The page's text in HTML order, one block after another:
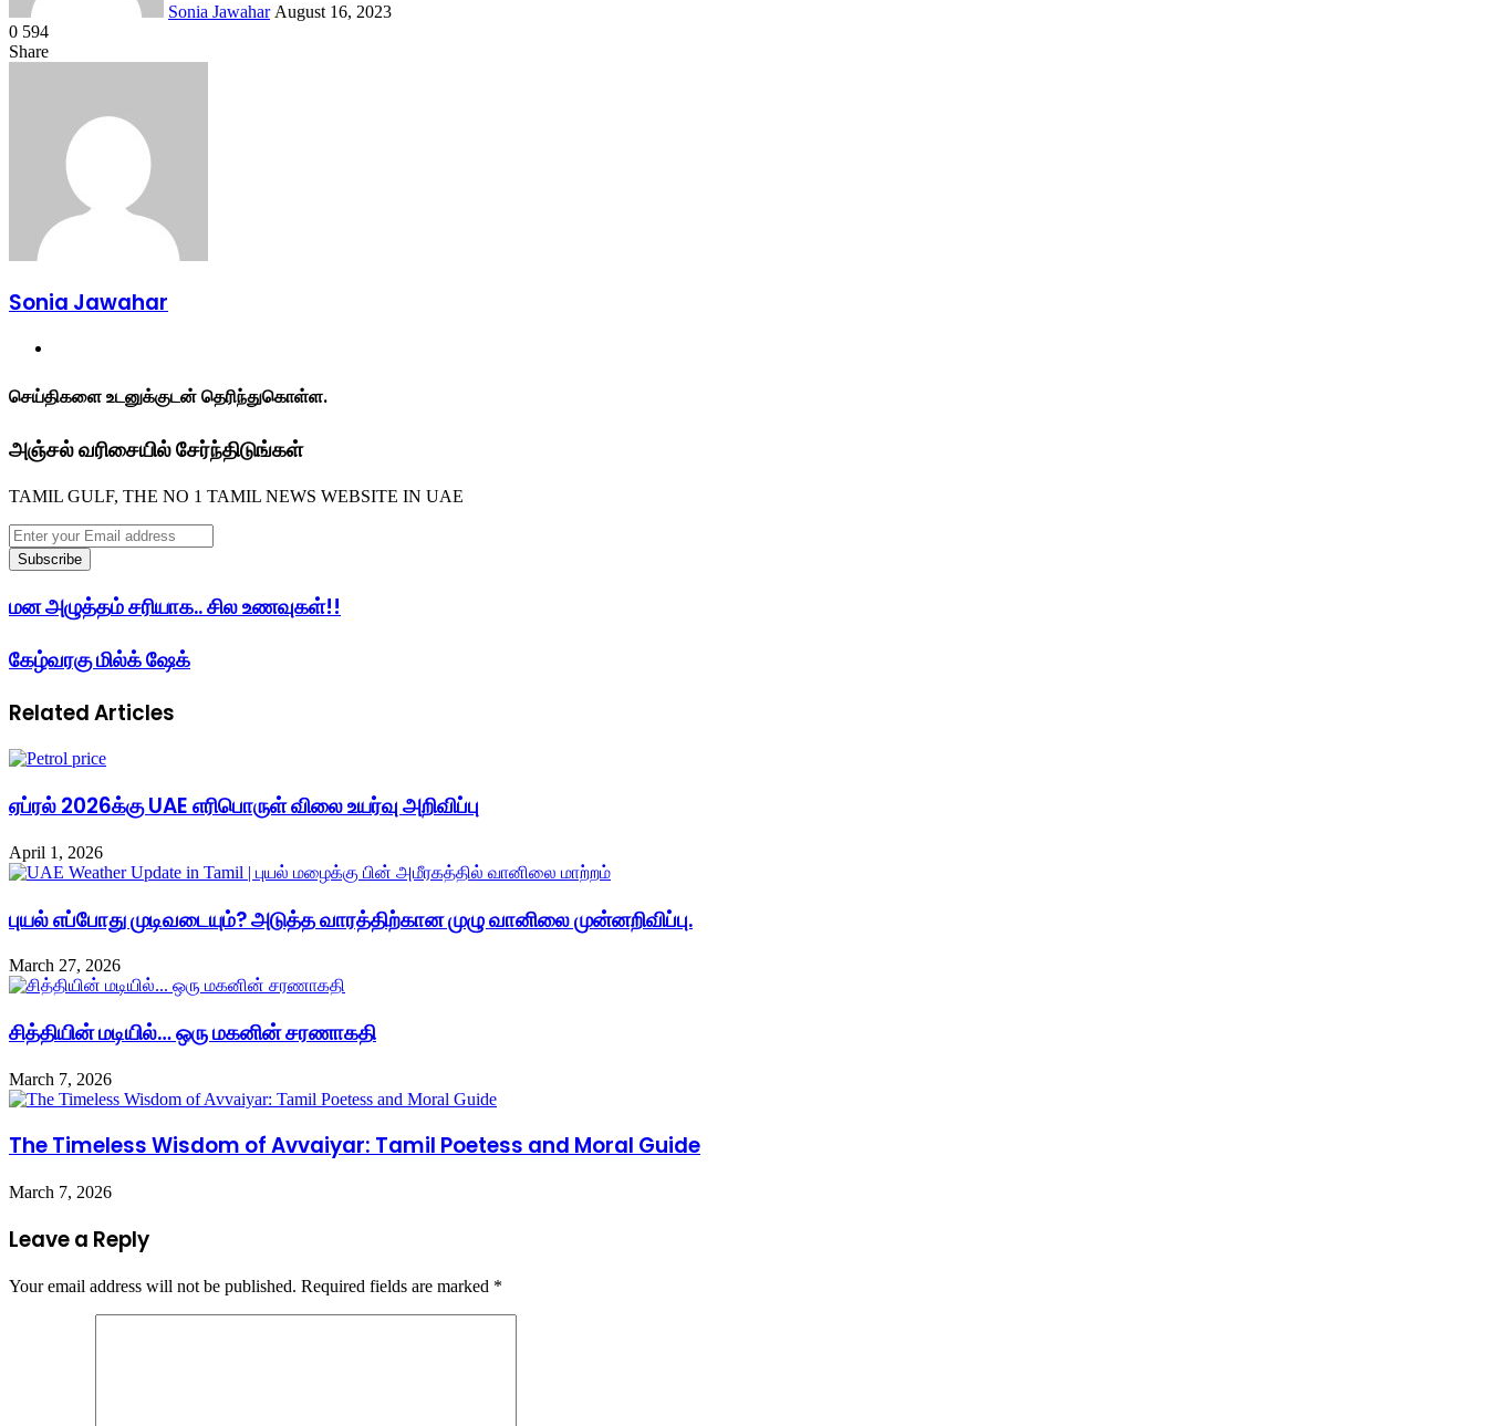
Sonia Jawahar August 16, 2023
0 594
Facebook
Twitter
LinkedIn
Tumblr
Pinterest
Reddit
VKontakte
Odnoklassniki
Pocket
Share
Sonia Jawahar
செய்திகளை உடனுக்குடன் தெரிந்துகொள்ள.
அஞ்சல் வரிசையில் சேர்ந்திடுங்கள்
TAMIL GULF, THE NO 1 TAMIL NEWS WEBSITE IN UAE
Enter
your
Email
மன அழுத்தம் சரியாக.. சில உணவுகள்!!
கேழ்வரகு மில்க் ஷேக்
Related Articles
ஏப்ரல் 2026க்கு UAE எரிபொருள் விலை உயர்வு அறிவிப்பு
April 1, 2026
புயல் எப்போது முடிவடையும்? அடுத்த வாரத்திற்கான முழு வானிலை முன்னறிவிப்பு.
March 27, 2026
சித்தியின் மடியில்… ஒரு மகனின் சரணாகதி
March 7, 2026
The Timeless Wisdom of Avvaiyar: Tamil Poetess and Moral Guide
March 7, 2026
Leave a Reply
Your email address will not be published. Required fields are marked *